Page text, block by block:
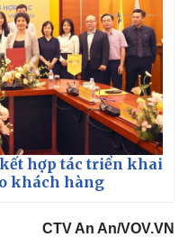
hợp tác triển khai
khách hàng
CTV An An/VOV.VN